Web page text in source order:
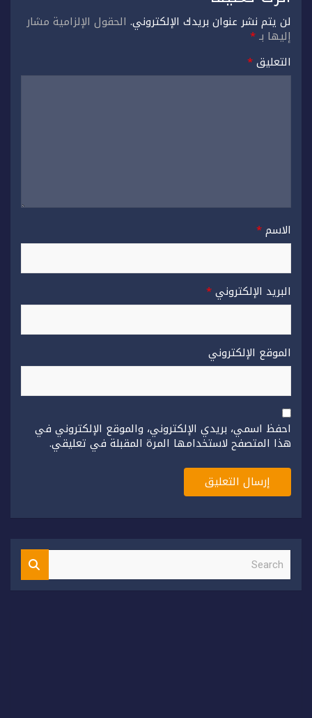
لن يتم نشر عنوان بريدك الإلكتروني. الحقول الإلزامية مشار
إليها بـ*
التعليق*
الاسم*
البريد الإلكتروني*
الموقع الإلكتروني
احفظ اسمي، بريدي الإلكتروني، والموقع الإلكتروني في
هذا المتصفح لاستخدامها المرة المقبلة في تعليقي.
S
a